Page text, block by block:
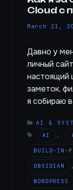
Cloud с
March 21,
Давно у
личный
настоящий
заметок,
я собираю
РУБРИКИ
AI &
AI ,
BUILD-IN-
OBSIDIAN
WORDPRESS